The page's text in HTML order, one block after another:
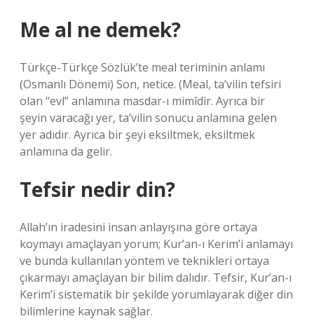
Me al ne demek?
Türkçe-Türkçe Sözlük’te meal teriminin anlamı
(Osmanlı Dönemi) Son, netice. (Meal, ta’vilin tefsiri
olan “evl” anlamına masdar-ı mimîdir. Ayrıca bir
şeyin varacağı yer, ta’vilin sonucu anlamına gelen
yer adıdır. Ayrıca bir şeyi eksiltmek, eksiltmek
anlamına da gelir.
Tefsir nedir din?
Allah’ın iradesini insan anlayışına göre ortaya
koymayı amaçlayan yorum; Kur’an-ı Kerim’i anlamayı
ve bunda kullanılan yöntem ve teknikleri ortaya
çıkarmayı amaçlayan bir bilim dalıdır. Tefsir, Kur’an-ı
Kerim’i sistematik bir şekilde yorumlayarak diğer din
bilimlerine kaynak sağlar.